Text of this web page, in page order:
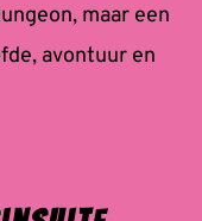
maar een
avontuur en